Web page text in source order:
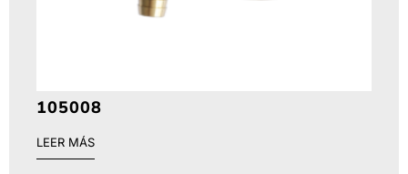
105008
LEER MÁS